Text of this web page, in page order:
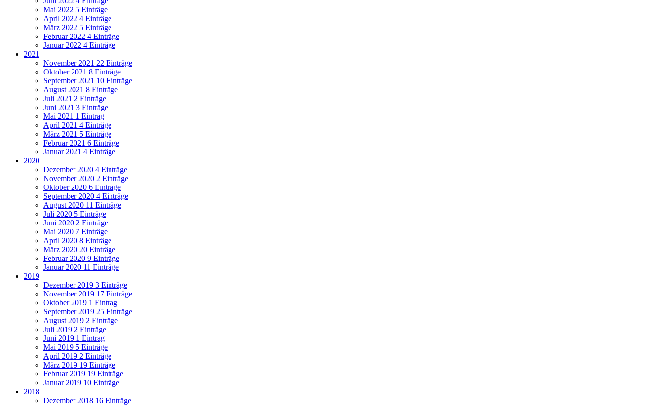
Mai 2022 5 Einträge
April 2022 4 Einträge
März 2022 5 Einträge
Februar 2022 4 Einträge
Januar 2022 4 Einträge
2021
November 2021 22 Einträge
Oktober 2021 8 Einträge
September 2021 10 Einträge
August 2021 8 Einträge
Juli 2021 2 Einträge
Juni 2021 3 Einträge
Mai 2021 1 Eintrag
April 2021 4 Einträge
März 2021 5 Einträge
Februar 2021 6 Einträge
Januar 2021 4 Einträge
2020
Dezember 2020 4 Einträge
November 2020 2 Einträge
Oktober 2020 6 Einträge
September 2020 4 Einträge
August 2020 11 Einträge
Juli 2020 5 Einträge
Juni 2020 2 Einträge
Mai 2020 7 Einträge
April 2020 8 Einträge
März 2020 20 Einträge
Februar 2020 9 Einträge
Januar 2020 11 Einträge
2019
Dezember 2019 3 Einträge
November 2019 17 Einträge
Oktober 2019 1 Eintrag
September 2019 25 Einträge
August 2019 2 Einträge
Juli 2019 2 Einträge
Juni 2019 1 Eintrag
Mai 2019 5 Einträge
April 2019 2 Einträge
März 2019 19 Einträge
Februar 2019 19 Einträge
Januar 2019 10 Einträge
2018
Dezember 2018 16 Einträge